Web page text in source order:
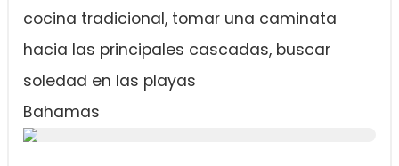
cocina tradicional, tomar una caminata
hacia las principales cascadas, buscar
soledad en las playas
Bahamas